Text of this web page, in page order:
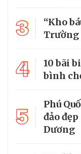
3
“Kho
Trường
4
10 bãi
bình
5
Phú
đảo
Dương